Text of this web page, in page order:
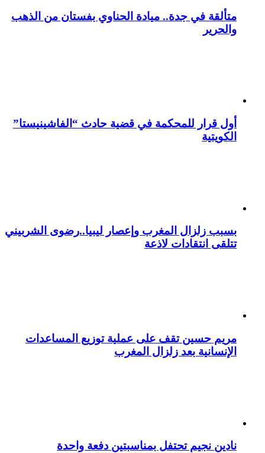
متألقة في جدة.. ميادة الحناوي بفستان من الذهب
والحرير
أول قرار للمحكمة في قضية حادث “الفاشينيستا”
الكويتية
بسبب زلزال المغرب وإعصار ليبيا..رضوى الشربيني
تتلقى انتقادات لاذعة
مريم حسين تقف على عملية توزيع المساعدات
الإنسانية بعد زلزال المغرب
نادين نجيم تحتفل بمناسبتين دفعة واحدة